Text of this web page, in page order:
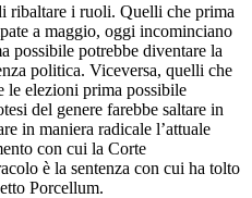
ribaltare i ruoli. Quelli che prima
a maggio, oggi incominciano
possibile potrebbe diventare la
politica. Viceversa, quelli che
le elezioni prima possibile
del genere farebbe saltare in
in maniera radicale l’attuale
con cui la Corte
è la sentenza con cui ha tolto
Porcellum.